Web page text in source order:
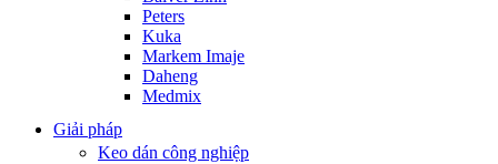
Peters
Kuka
Markem Imaje
Daheng
Medmix
Giải pháp
Keo dán công nghiệp